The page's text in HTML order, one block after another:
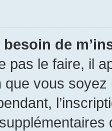
de
pas le faire, il
que vous